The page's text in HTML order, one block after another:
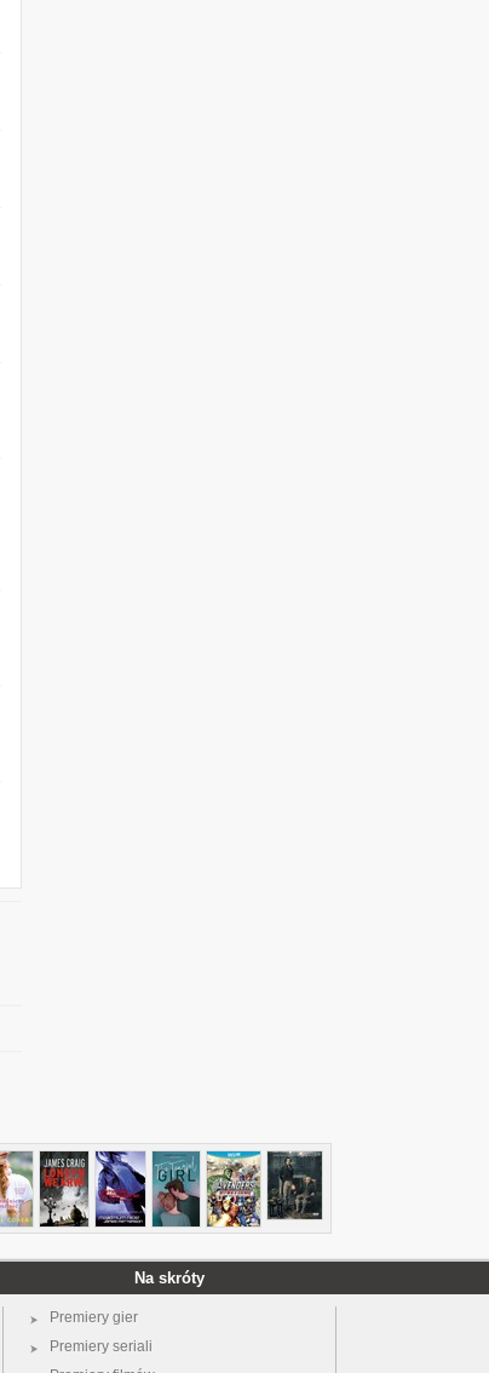
Na skróty
Premiery gier
Premiery seriali